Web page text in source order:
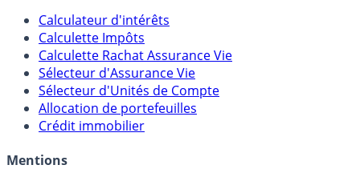
Calculateur d'intérêts
Calculette Impôts
Calculette Rachat Assurance Vie
Sélecteur d'Assurance Vie
Sélecteur d'Unités de Compte
Allocation de portefeuilles
Crédit immobilier
Mentions